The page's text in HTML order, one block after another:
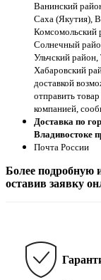
Ванинский
Саха (Якутия),
Комсомольский
Солнечный
Ульчский
Хабаровский
доставкой
отправить
компанией,
Доставка по
Владивостоке
Почта России
Более подробную
оставив заявку